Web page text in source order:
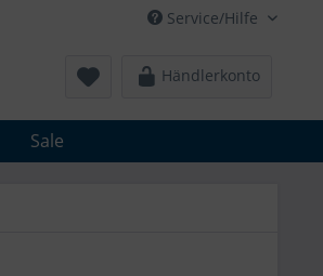
Service/Hilfe
Händlerkonto
Sale